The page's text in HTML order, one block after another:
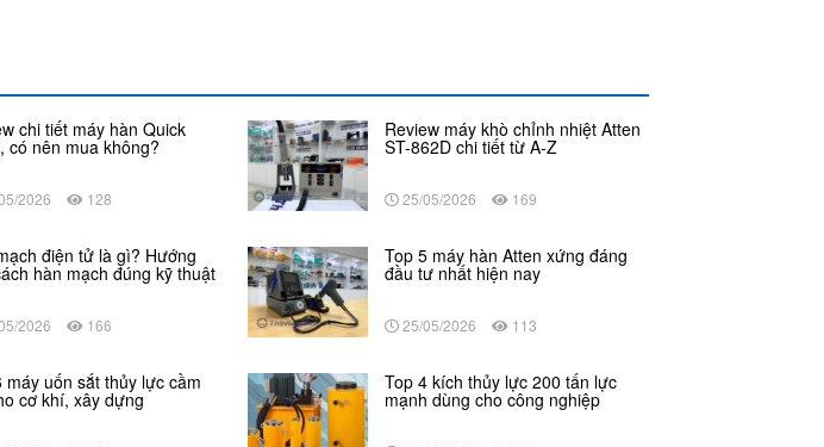
chi tiết máy hàn Quick
có nên mua không?
2026 128
Review máy khò chỉnh nhiệt Atten
ST-862D chi tiết từ A-Z
25/05/2026 169
điện tử là gì? Hướng
hàn mạch đúng kỹ thuật
2026 166
Top 5 máy hàn Atten xứng đáng
đầu tư nhất hiện nay
25/05/2026 113
máy uốn sắt thủy lực cầm
cơ khí, xây dựng
Top 4 kích thủy lực 200 tấn lực
mạnh dùng cho công nghiệp